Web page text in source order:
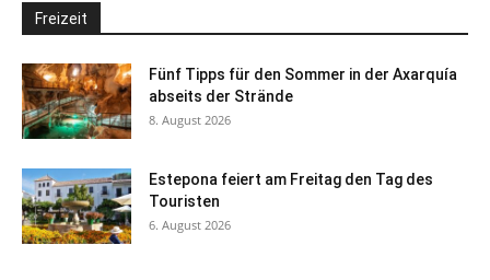
Freizeit
Fünf Tipps für den Sommer in der Axarquía
abseits der Strände
8. August 2026
Estepona feiert am Freitag den Tag des
Touristen
6. August 2026